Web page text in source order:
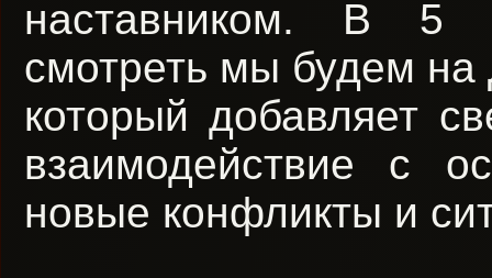
наставником. В 5
смотреть мы будем
который добавляет
взаимодействие с
новые конфликты и